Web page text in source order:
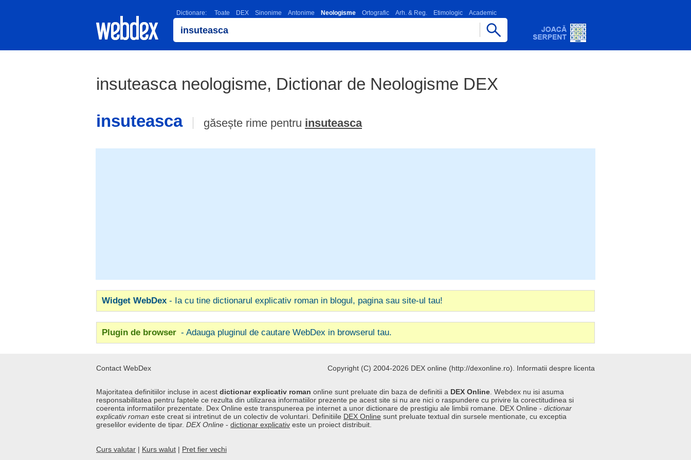
Dictionare: Toate DEX Sinonime Antonime Neologisme Ortografic Arh. & Reg. Etimologic Academic
insuteasca neologisme, Dictionar de Neologisme DEX
insuteasca
găsește rime pentru insuteasca
Widget WebDex - Ia cu tine dictionarul explicativ roman in blogul, pagina sau site-ul tau!
Plugin de browser - Adauga pluginul de cautare WebDex in browserul tau.
Contact WebDex Copyright (C) 2004-2026 DEX online (http://dexonline.ro). Informatii despre licenta
Majoritatea definitiilor incluse in acest dictionar explicativ roman online sunt preluate din baza de definitii a DEX Online . Webdex nu isi asuma
responsabilitatea pentru faptele ce rezulta din utilizarea informatiilor prezente pe acest site si nu are nici o raspundere cu privire la corectitudinea si
coerenta informatiilor prezentate. Dex Online este transpunerea pe internet a unor dictionare de prestigiu ale limbii romane. DEX Online - dictionar
explicativ roman este creat si intretinut de un colectiv de voluntari. Definitiile DEX Online sunt preluate textual din sursele mentionate, cu exceptia
greselilor evidente de tipar. DEX Online - dictionar explicativ este un proiect distribuit.
Curs valutar | Kurs walut | Pret fier vechi